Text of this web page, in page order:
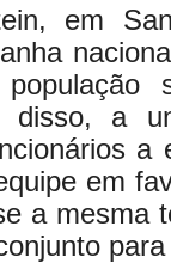
em
disso, a
a
em
a mesma